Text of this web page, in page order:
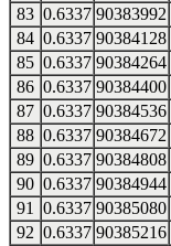
83 0.6337 90383992
84 0.6337 90384128
85 0.6337 90384264
86 0.6337 90384400
87 0.6337 90384536
88 0.6337 90384672
89 0.6337 90384808
90 0.6337 90384944
91
0.6337 90385080
92 0.6337 90385216